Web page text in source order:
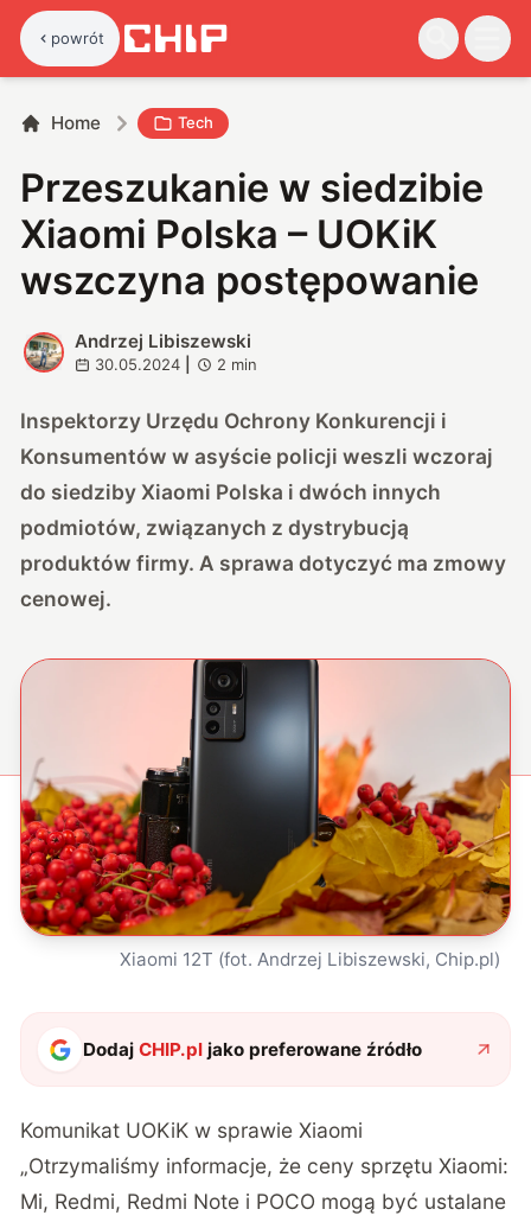
powrót
Home Tech
Przeszukanie w siedzibie
Xiaomi Polska – UOKiK
wszczyna postępowanie
A
Andrzej Libiszewski
30.05.2024 2 min
Inspektorzy Urzędu Ochrony Konkurencji i
Konsumentów w asyście policji weszli wczoraj
do siedziby Xiaomi Polska i dwóch innych
podmiotów, związanych z dystrybucją
produktów firmy. A sprawa dotyczyć ma zmowy
cenowej.
Xiaomi 12T (fot. Andrzej Libiszewski, Chip.pl)
DodajCHIP.pl jako preferowane źródło
Komunikat UOKiK w sprawie Xiaomi
„Otrzymaliśmy informacje, że ceny sprzętu Xiaomi:
Mi, Redmi, Redmi Note i POCO mogą być ustalane